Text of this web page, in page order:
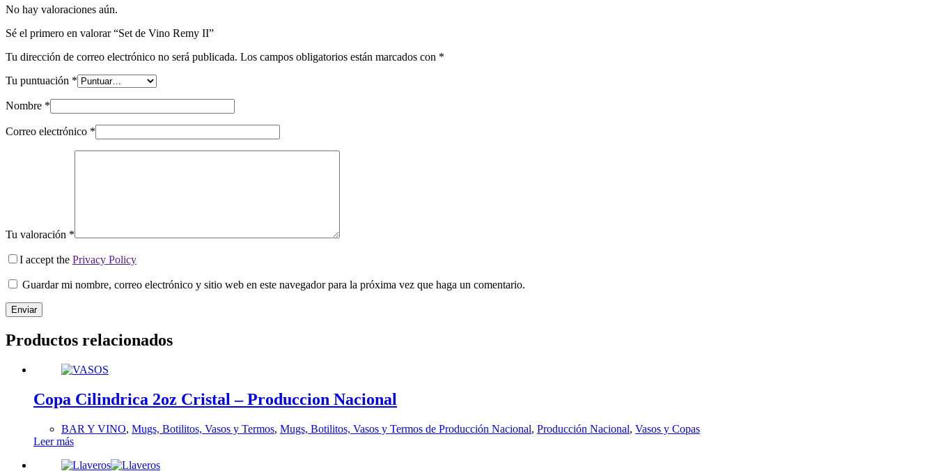
No hay valoraciones aún.
Sé el primero en valorar “Set de Vino Remy II”
Tu dirección de correo electrónico no será publicada. Los campos obligatorios están marcados con *
Tu puntuación *
Nombre *
Correo electrónico *
Tu valoración *
I accept the Privacy Policy
Guardar mi nombre, correo electrónico y sitio web en este navegador para la próxima vez que haga un comentario.
Enviar
Productos relacionados
Copa Cilindrica 2oz Cristal – Produccion Nacional
BAR Y VINO, Mugs, Botilitos, Vasos y Termos, Mugs, Botilitos, Vasos y Termos de Producción Nacional, Producción Nacional, Vasos y Copas
Leer más